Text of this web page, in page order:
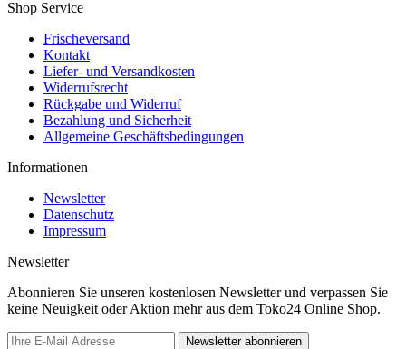
Shop Service
Frischeversand
Kontakt
Liefer- und Versandkosten
Widerrufsrecht
Rückgabe und Widerruf
Bezahlung und Sicherheit
Allgemeine Geschäftsbedingungen
Informationen
Newsletter
Datenschutz
Impressum
Newsletter
Abonnieren Sie unseren kostenlosen Newsletter und verpassen Sie
keine Neuigkeit oder Aktion mehr aus dem Toko24 Online Shop.
Newsletter abonnieren